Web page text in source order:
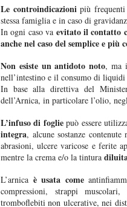
Le controindicazionipiù frequenti
stessa famiglia e in caso di
In ogni caso va evitato il contatto
anche nel caso del semplice e più
Non esiste un antidoto noto, ma
nell’intestino e il consumo di
In base alla direttiva del
dell’Arnica, in particolare l’olio,
L’infuso di fogliepuò essere
integra, alcune sostanze
abrasioni, ulcere varicose e ferite
mentre la crema e/o la tintura
L’arnica è usata come
compressioni, strappi
tromboflebiti non ulcerative, nei